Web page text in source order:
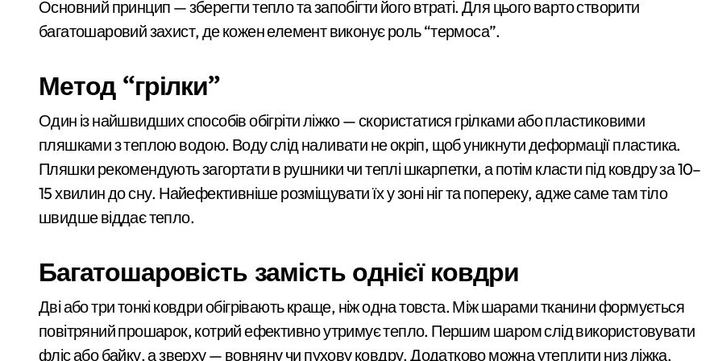
Київ: жінка підпалила двері сусідки через ревнощі до знайомого
«Київ під загрозою: шахраї, що видають себе за співробітників СБУ, обдурили двох пенсіонерів на
На Київщині 12-річний підліток на електротранспорті потрапив в страшну аварію
У Києві під час російської атаки загинула парамедикиня «Госпітальєрів» Єва Ройтер, яка до
Стрілянина в київському дворі: чоловік здійснив постріли біля багатоповерхівок
У Києві дітям військових відшкодовують витрати на контрактне навчання: кому доступна допомога
Ракетний обстріл Києва: трагічна загибель матері та її 18-річної доньки, які не встигли сховатися
«Наречена» з інвалідністю: у Києві виявили схему фіктивних шлюбів для еміграції
На Київщині повернули майже 1,8 млн грн з незаконної вирубки лісу
Основний принцип — зберегти тепло та запобігти його втраті. Для цього варто створити
багатошаровий захист, де кожен елемент виконує роль “термоса”.
Метод “грілки”
Один із найшвидших способів обігріти ліжко — скористатися грілками або пластиковими
пляшками з теплою водою. Воду слід наливати не окріп, щоб уникнути деформації пластика.
Пляшки рекомендують загортати в рушники чи теплі шкарпетки, а потім класти під ковдру за 10–
15 хвилин до сну. Найефективніше розміщувати їх у зоні ніг та попереку, адже саме там тіло
швидше віддає тепло.
Багатошаровість замість однієї ковдри
Дві або три тонкі ковдри обігрівають краще, ніж одна товста. Між шарами тканини формується
повітряний прошарок, котрий ефективно утримує тепло. Першим шаром слід використовувати
фліс або байку, а зверху — вовняну чи пухову ковдру. Додатково можна утеплити низ ліжка,
Київ
СБУ затримала
коригувальника
ФСБ, який наводив
admin Сер 5, 2026
«Метро не зможе
вмістити всіх»: після
трагедії на станції
admin Сер 5, 2026